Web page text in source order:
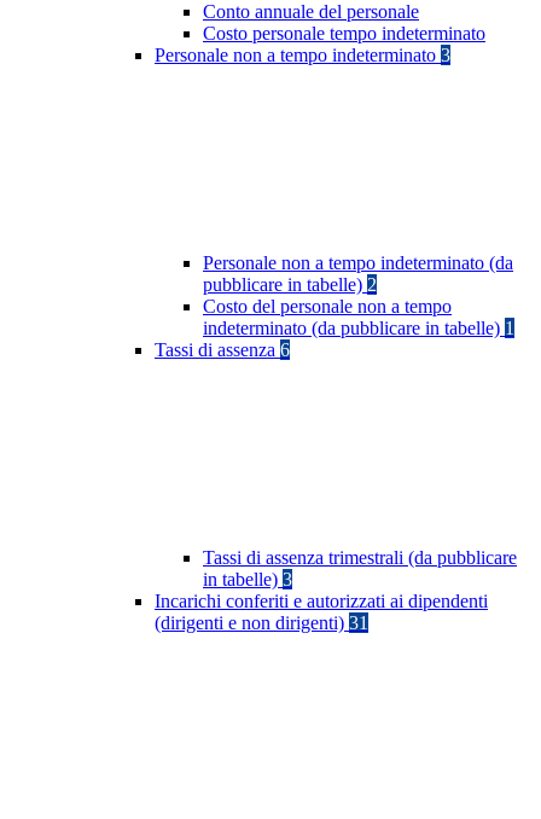
Conto annuale del personale
Costo personale tempo indeterminato
Personale non a tempo indeterminato 3
Personale non a tempo indeterminato (da
pubblicare in tabelle) 2
Costo del personale non a tempo
indeterminato (da pubblicare in tabelle) 1
Tassi di assenza 6
Tassi di assenza trimestrali (da pubblicare
in tabelle) 3
Incarichi conferiti e autorizzati ai dipendenti
(dirigenti e non dirigenti) 31